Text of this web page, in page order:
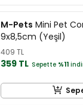
M-Pets Mini Pet
9x8,5cm (Yeşil)
409 TL
359 TL Sepette %11